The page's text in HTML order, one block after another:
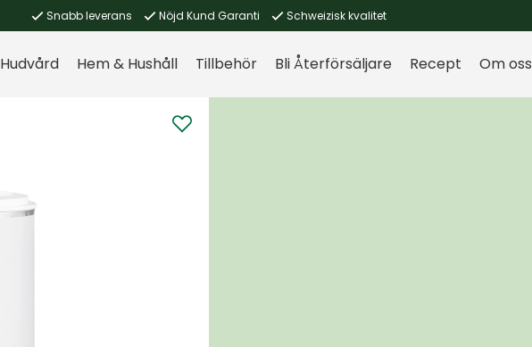
Snabb leverans Nöjd Kund Garanti Schweizisk kvalitet
Hudvård Hem & Hushåll Tillbehör Bli Återförsäljare Recept Om oss